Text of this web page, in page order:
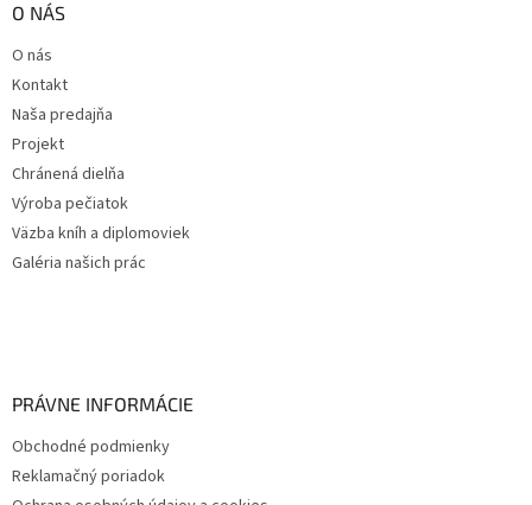
O NÁS
O nás
Kontakt
Naša predajňa
Projekt
Chránená dielňa
Výroba pečiatok
Väzba kníh a diplomoviek
Galéria našich prác
PRÁVNE INFORMÁCIE
Obchodné podmienky
Reklamačný poriadok